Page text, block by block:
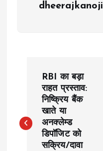
s
RBI का बड़ा
राहत प्रस्ताव:
निष्क्रिय बैंक
खाते या
अनक्लेम्ड
डिपॉजिट को
सक्रिय/दावा